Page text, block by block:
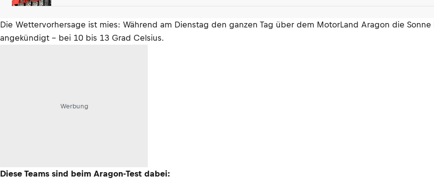
Die Wettervorhersage ist mies: Während am Dienstag den ganzen Tag über dem MotorLand Aragon die
angekündigt – bei 10 bis 13 Grad Celsius.
Werbung
Diese Teams sind beim Aragon-Test dabei: